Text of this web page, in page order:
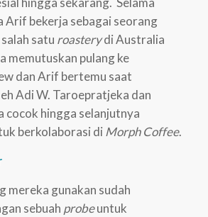
Arif bekerja sebagai seorang
salah satu roasterydi Australia
memutuskan pulang ke
dan Arif bertemu saat
Adi W. Taroepratjeka dan
cocok hingga selanjutnya
berkolaborasi di Morph Coffee.
mereka gunakan sudah
sebuah probeuntuk